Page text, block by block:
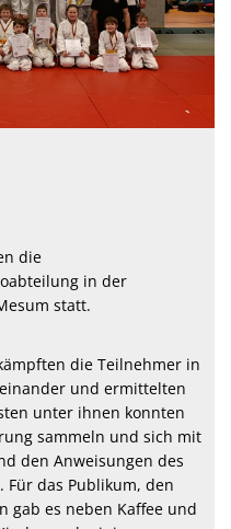
die
in der
statt.
die Teilnehmer in
und ermittelten
unter ihnen konnten
sammeln und sich mit
den Anweisungen des
das Publikum, den
gab es neben Kaffee und